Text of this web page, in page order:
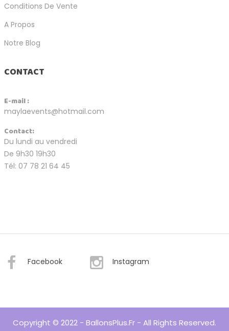
Conditions De Vente
A Propos
Notre Blog
CONTACT
E-mail :
maylaevents@hotmail.com
Contact:
Du lundi au vendredi
De 9h30 19h30
Tél: 07 78 21 64 45
Facebook Instagram
Copyright © 2022 - BallonsPlus.fr - All Rights Reserved.